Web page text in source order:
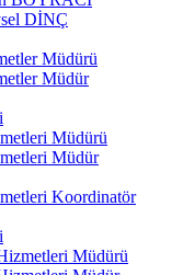
DİNÇ
Müdürü
Müdür
Müdürü
Müdür
Koordinatör
Müdürü